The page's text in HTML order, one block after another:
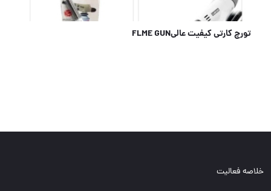
تورچ کارتی کیفیت عالیFLME GUN
خلاصه فعالیت